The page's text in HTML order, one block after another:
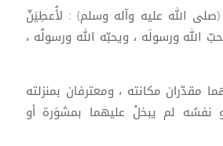
الله عليه وآله وسلم) : لأُعطِيَنّ
الله ورسولَه ، ويحبّه الله ورسولُه ،
مقدّران مكانته ، ومعترفان بمنزلته
لم يبخلْ عليهما بمشوَرة أو